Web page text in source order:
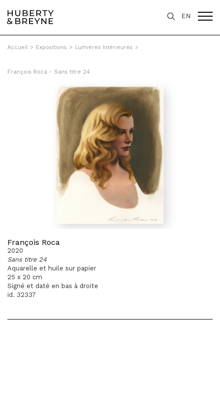
EN
Accueil > Expositions > Lumières Intérieures >
François Roca - Sans titre 24
François Roca
2020
Sans titre 24
Aquarelle et huile sur papier
25 x 20 cm
Signé et daté en bas à droite
id. 32337